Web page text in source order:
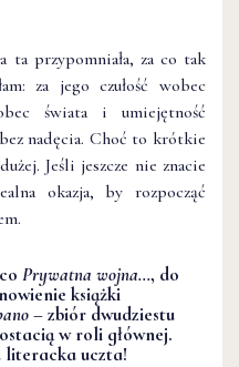
ta przypomniała, za co tak
za jego czułość wobec
świata i umiejętność
nadęcia. Choć to krótkie
Jeśli jeszcze nie znacie
okazja, by rozpocząć
Prywatna wojna…, do
książki
–zbiór dwudziestu
w roli głównej.
literacka uczta!